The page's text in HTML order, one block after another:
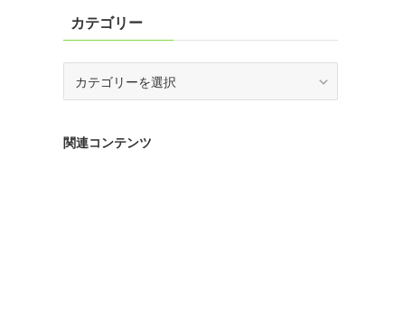
カテゴリー
ー
関連コンテンツ